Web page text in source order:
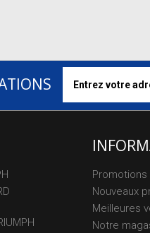
Promotions
Nouveaux
Meilleures
Notre